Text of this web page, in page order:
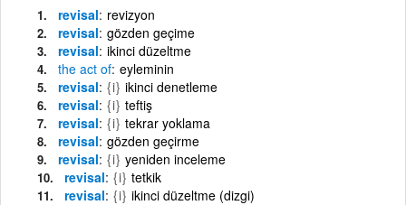
revisal revizyon
revisal gözden geçime
revisal ikinci düzeltme
the act of eyleminin
revisal {i} ikinci denetleme
revisal {i} teftiş
revisal {i} tekrar yoklama
revisal gözden geçirme
revisal {i} yeniden inceleme
revisal {i} tetkik
revisal {i} ikinci düzeltme (dizgi)